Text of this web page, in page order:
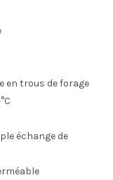
en trous de forage
échange de